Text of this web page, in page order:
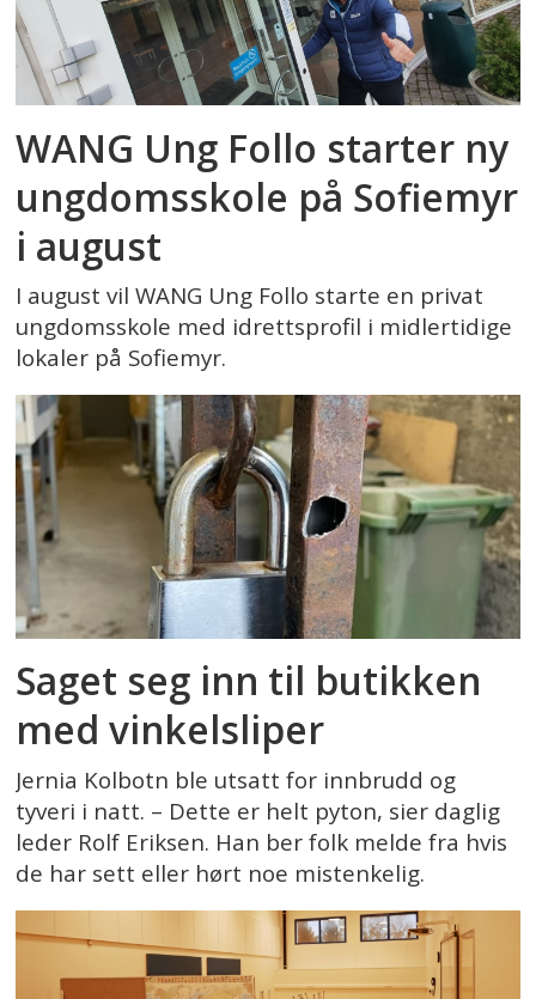
WANG Ung Follo starter ny
ungdomsskole på Sofiemyr
i august
I august vil WANG Ung Follo starte en privat
ungdomsskole med idrettsprofil i midlertidige
lokaler på Sofiemyr.
Saget seg inn til butikken
med vinkelsliper
Jernia Kolbotn ble utsatt for innbrudd og
tyveri i natt. – Dette er helt pyton, sier daglig
leder Rolf Eriksen. Han ber folk melde fra hvis
de har sett eller hørt noe mistenkelig.